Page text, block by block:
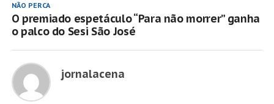
NÃO PERCA
O premiado espetáculo “Para não morrer” ganha
o palco do Sesi São José
jornalacena